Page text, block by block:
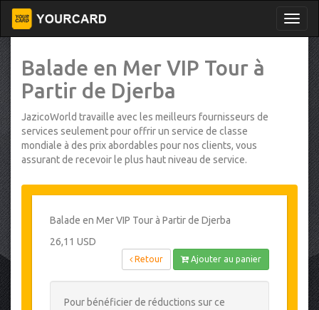
Balade en Mer VIP Tour à
Partir de Djerba
JazicoWorld travaille avec les meilleurs fournisseurs de
services seulement pour offrir un service de classe
mondiale à des prix abordables pour nos clients, vous
assurant de recevoir le plus haut niveau de service.
Balade en Mer VIP Tour à Partir de Djerba
26,11 USD
Retour Ajouter au panier
Pour bénéficier de réductions sur ce